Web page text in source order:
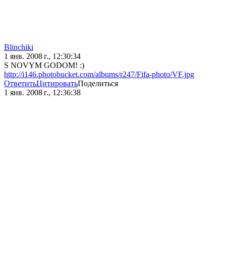
Blinchiki
1 янв. 2008 г., 12:30:34
S NOVYM GODOM! :)
http://i146.photobucket.com/albums/r247/Fifa-photo/VF.jpg
ОтветитьЦитироватьПоделиться
1 янв. 2008 г., 12:36:38